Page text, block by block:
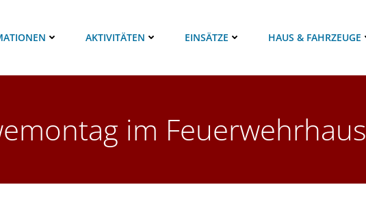
AKTIVITÄTEN EINSÄTZE HAUS & FAHRZEUGE
im Feuerwehrhaus